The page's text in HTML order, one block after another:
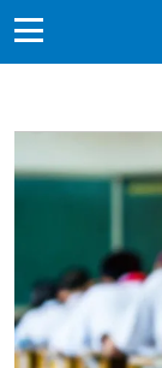
Vokasi
Idea
Sains